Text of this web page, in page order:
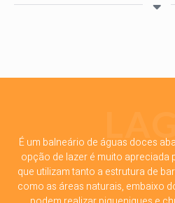
É um balneário de águas doces
opção de lazer é muito apreciada
que utilizam tanto a estrutura de
como as áreas naturais, embaixo